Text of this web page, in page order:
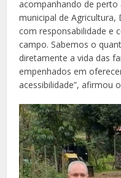
acompanhando de
municipal de Agricultura,
com responsabilidade e
campo. Sabemos o
diretamente a vida das
empenhados em
acessibilidade”, afirmou